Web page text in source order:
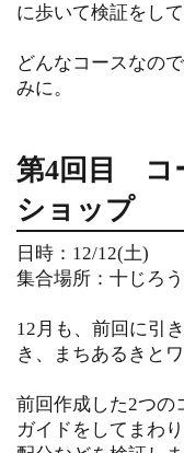
に歩いて検証をして
どんなコースなの
みに。
第4回目 コ
ショップ
日時：12/12(土)
集合場所：十じろう
12月も、前回に引
き、まちあるきと
前回作成した2つの
ガイドをしてまわ